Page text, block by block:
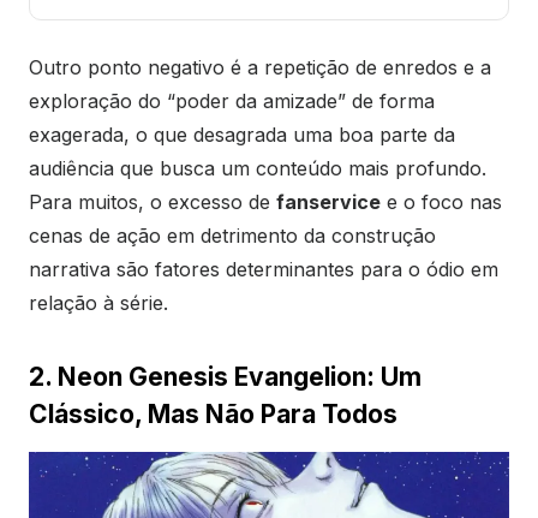
Outro ponto negativo é a repetição de enredos e a
exploração do “poder da amizade” de forma
exagerada, o que desagrada uma boa parte da
audiência que busca um conteúdo mais profundo.
Para muitos, o excesso de fanservice e o foco nas
cenas de ação em detrimento da construção
narrativa são fatores determinantes para o ódio em
relação à série.
2. Neon Genesis Evangelion: Um
Clássico, Mas Não Para Todos